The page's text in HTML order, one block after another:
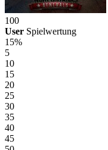
100
User Spielwertung
15%
5
10
15
20
25
30
35
40
45